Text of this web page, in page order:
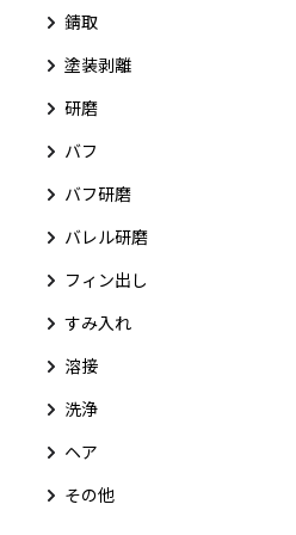
錆取
塗装剥離
研磨
バフ
バフ研磨
バレル研磨
フィン出し
すみ入れ
溶接
洗浄
ヘア
その他